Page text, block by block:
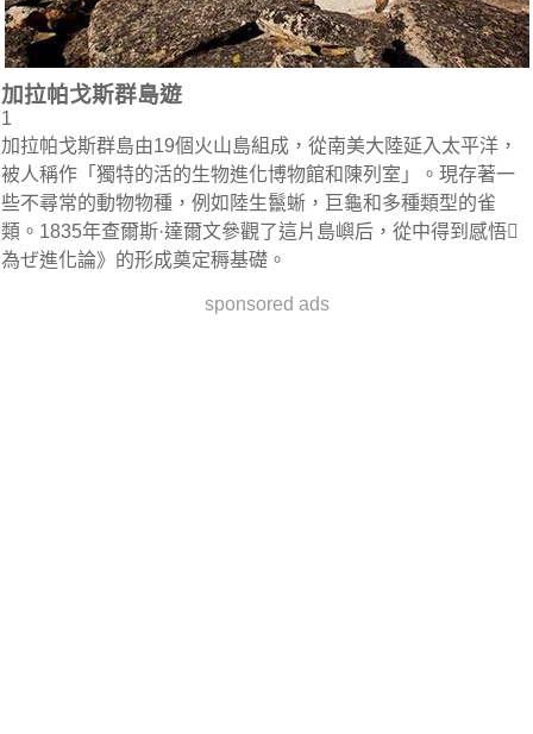
加拉帕戈斯群島遊
1
加拉帕戈斯群島由19個火山島組成，從南美大陸延入太平洋，
被人稱作「獨特的活的生物進化博物館和陳列室」。現存著一
些不尋常的動物物種，例如陸生鬣蜥，巨龜和多種類型的雀
類。1835年查爾斯·達爾文參觀了這片島嶼后，從中得到感悟﷦
為ぜ進化論》的形成奠定䅶基礎。
sponsored ads